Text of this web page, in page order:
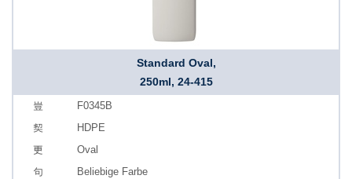
Standard Oval,
250ml, 24-415
F0345B
HDPE
Oval
Beliebige Farbe